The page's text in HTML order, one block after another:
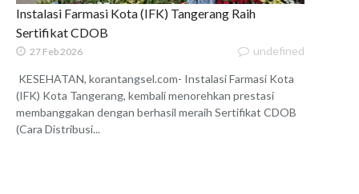
Instalasi Farmasi Kota (IFK) Tangerang Raih
Sertifikat CDOB
27 Feb 2026 undefined
KESEHATAN, korantangsel.com- Instalasi Farmasi Kota
(IFK) Kota Tangerang, kembali menorehkan prestasi
membanggakan dengan berhasil meraih Sertifikat CDOB
(Cara Distribusi...